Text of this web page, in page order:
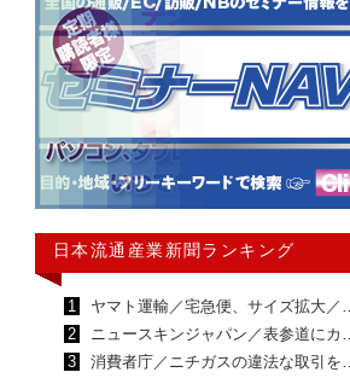
日本流通産業新聞ランキング
1
ヤマト運輸／宅急便、サイズ拡大／…
2
ニュースキンジャパン／表参道にカ…
3
消費者庁／ニチガスの違法な取引を…